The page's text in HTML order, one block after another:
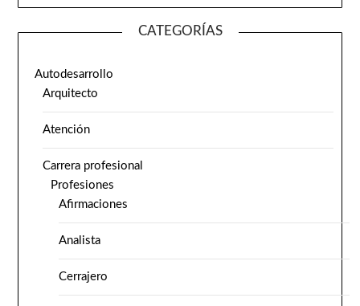
CATEGORÍAS
Autodesarrollo
Arquitecto
Atención
Carrera profesional
Profesiones
Afirmaciones
Analista
Cerrajero